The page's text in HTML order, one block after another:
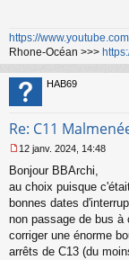
g
e
n
o
n
l
https://
Rhone-Océan >>>
HAB69
Re: C11
e
s
s
g
e
n
12 janv. 2024, 14:48
Bonjour BBArchi,
au choix puisque
bonnes dates
non passage de bus à
corriger une énorme
arrêts de C13 (du